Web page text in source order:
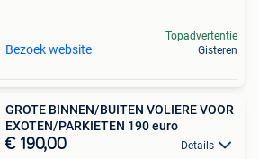
Bezoek website
Topadvertentie
Gisteren
GROTE BINNEN/BUITEN VOLIERE VOOR
EXOTEN/PARKIETEN 190 euro
€ 190,00 Details